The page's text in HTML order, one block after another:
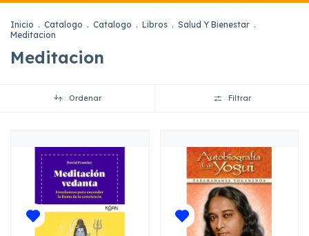
Inicio . Catalogo . Catalogo . Libros . Salud Y Bienestar .
Meditacion
Meditacion
Ordenar Filtrar